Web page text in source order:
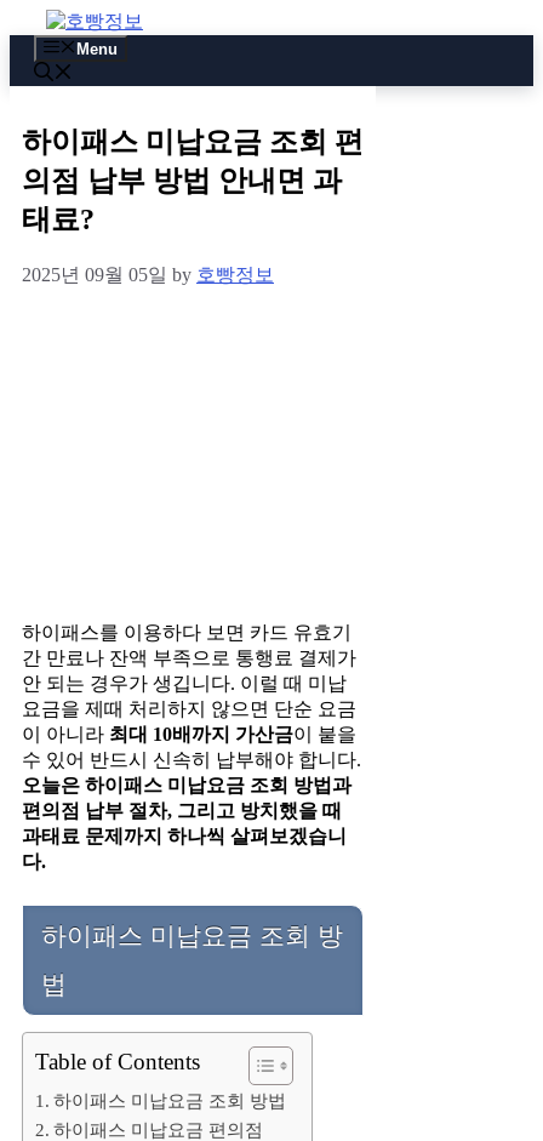
to
content
Menu
하이패스 미납요금 조회 편
의점 납부 방법 안내면 과
태료?
2025년 09월 05일 by 호빵정보
하이패스를 이용하다 보면 카드 유효기
간 만료나 잔액 부족으로 통행료 결제가
안 되는 경우가 생깁니다. 이럴 때 미납
요금을 제때 처리하지 않으면 단순 요금
이 아니라 최대 10배까지 가산금이 붙을
수 있어 반드시 신속히 납부해야 합니다.
오늘은 하이패스 미납요금 조회 방법과
편의점 납부 절차, 그리고 방치했을 때
과태료 문제까지 하나씩 살펴보겠습니
다.
하이패스 미납요금 조회 방
법
Table of Contents
하이패스 미납요금 조회 방법
하이패스 미납요금 편의점